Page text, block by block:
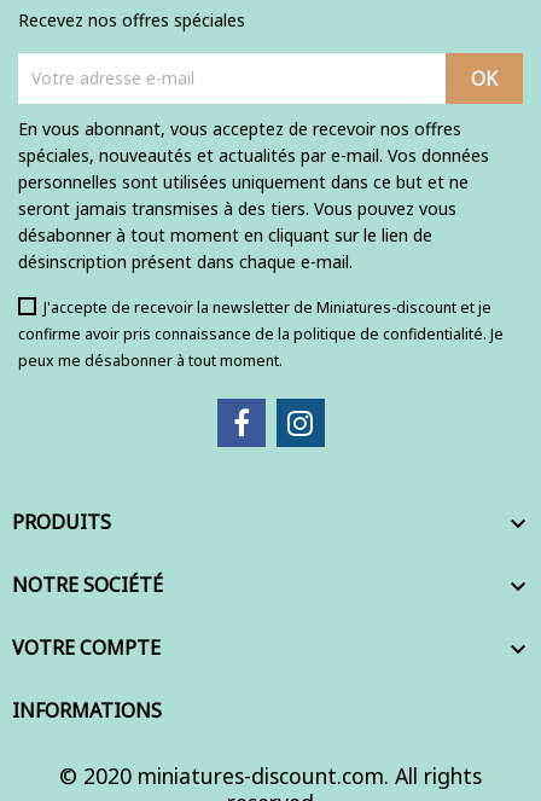
Recevez nos offres spéciales
En vous abonnant, vous acceptez de recevoir nos offres
spéciales, nouveautés et actualités par e-mail. Vos données
personnelles sont utilisées uniquement dans ce but et ne
seront jamais transmises à des tiers. Vous pouvez vous
désabonner à tout moment en cliquant sur le lien de
désinscription présent dans chaque e-mail.
J'accepte de recevoir la newsletter de Miniatures-discount et je
confirme avoir pris connaissance de la politique de confidentialité. Je
peux me désabonner à tout moment.
PRODUITS 
NOTRE SOCIÉTÉ 
VOTRE COMPTE 
INFORMATIONS
© 2020 miniatures-discount.com. All rights